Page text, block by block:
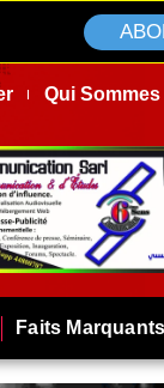
Qui
Faits Marquants